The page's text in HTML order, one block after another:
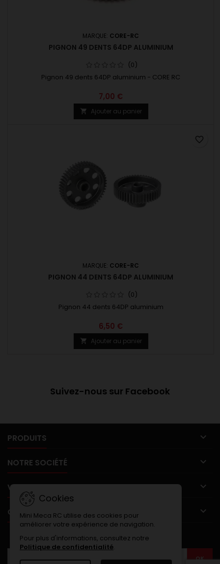
MARQUE: CORE-RC
PIGNON 49 DENTS 64DP ALUMINIUM
(0)
Pignon 49 dents 64DP aluminium - CORE RC
7,00 €
 Ajouter au panier
MARQUE: CORE-RC
PIGNON 44 DENTS 64DP ALUMINIUM
(0)
Pignon 44 dents 64DP aluminium
6,50 €
 Ajouter au panier
favorite_border
Suivez-nous sur Facebook
PRODUITS 
NOTRE SOCIÉTÉ 
VOTRE COMPTE 
CONTACT 
Cookies
Mini Meca RC utilise des cookies pour
améliorer votre expérience de navigation.
Pour plus d'informations, consultez notre
Politique de confidentialité.
LETTRE D'INFORMATIONS